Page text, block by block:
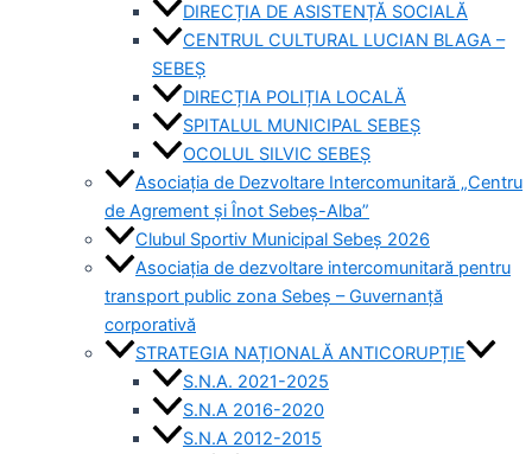
DIRECȚIA DE ASISTENȚĂ SOCIALĂ
CENTRUL CULTURAL LUCIAN BLAGA –
SEBEȘ
DIRECȚIA POLIȚIA LOCALĂ
SPITALUL MUNICIPAL SEBEȘ
OCOLUL SILVIC SEBEȘ
Asociația de Dezvoltare Intercomunitară „Centru
de Agrement și Înot Sebeș-Alba”
Clubul Sportiv Municipal Sebeș 2026
Asociația de dezvoltare intercomunitară pentru
transport public zona Sebeș – Guvernanță
corporativă
STRATEGIA NAȚIONALĂ ANTICORUPȚIE
S.N.A. 2021-2025
S.N.A 2016-2020
S.N.A 2012-2015